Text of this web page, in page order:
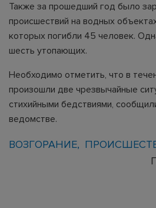
Также за прошедший год было
происшествий на водных
которых погибли 45 человек.
шесть утопающих.
Необходимо отметить, что в
произошли две чрезвычайные
стихийными бедствиями,
ведомстве.
ВОЗГОРАНИЕ